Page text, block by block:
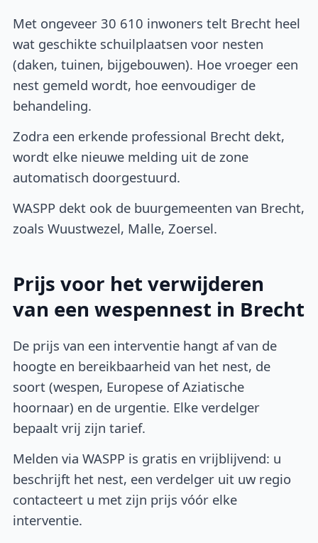
Met ongeveer 30 610 inwoners telt Brecht heel
wat geschikte schuilplaatsen voor nesten
(daken, tuinen, bijgebouwen). Hoe vroeger een
nest gemeld wordt, hoe eenvoudiger de
behandeling.
Zodra een erkende professional Brecht dekt,
wordt elke nieuwe melding uit de zone
automatisch doorgestuurd.
WASPP dekt ook de buurgemeenten van Brecht,
zoals Wuustwezel, Malle, Zoersel.
Prijs voor het verwijderen
van een wespennest in Brecht
De prijs van een interventie hangt af van de
hoogte en bereikbaarheid van het nest, de
soort (wespen, Europese of Aziatische
hoornaar) en de urgentie. Elke verdelger
bepaalt vrij zijn tarief.
Melden via WASPP is gratis en vrijblijvend: u
beschrijft het nest, een verdelger uit uw regio
contacteert u met zijn prijs vóór elke
interventie.